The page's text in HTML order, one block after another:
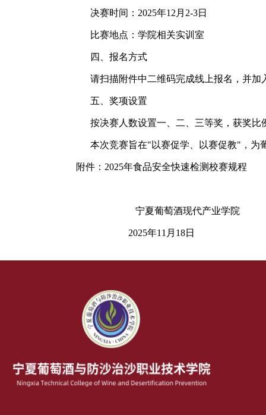
决赛时间： 2025年12 月 2-3日
比赛地点：学院相关实训室
四、报名方式
请扫描附件中二维码完成线上报名，并加
五、奖项设置
按决赛人数设置一、二、三等奖，获奖比
本次竞赛旨在" 以赛促学、以赛促教" ，为
附件： 2025年食品安全快速检测校赛规程
宁夏葡萄酒现代产业学院
2025年11 月 18日